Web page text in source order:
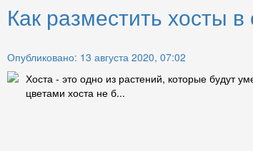
Как разместить хосты в
Опубликовано: 13 августа 2020, 07:02
Хоста - это одно из растений, которые будут
цветами хоста не б...